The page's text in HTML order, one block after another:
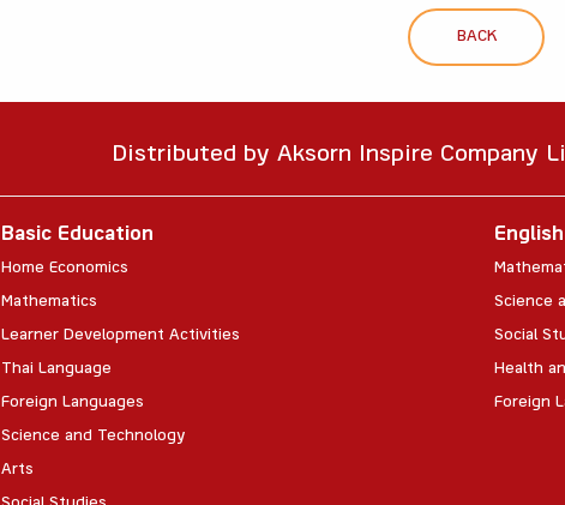
BACK
Distributed by Aksorn Inspire Company
Basic Education
Home Economics
Mathematics
Learner Development Activities
Thai Language
Foreign Languages
Science and Technology
Arts
Science
Social
Health
Foreign